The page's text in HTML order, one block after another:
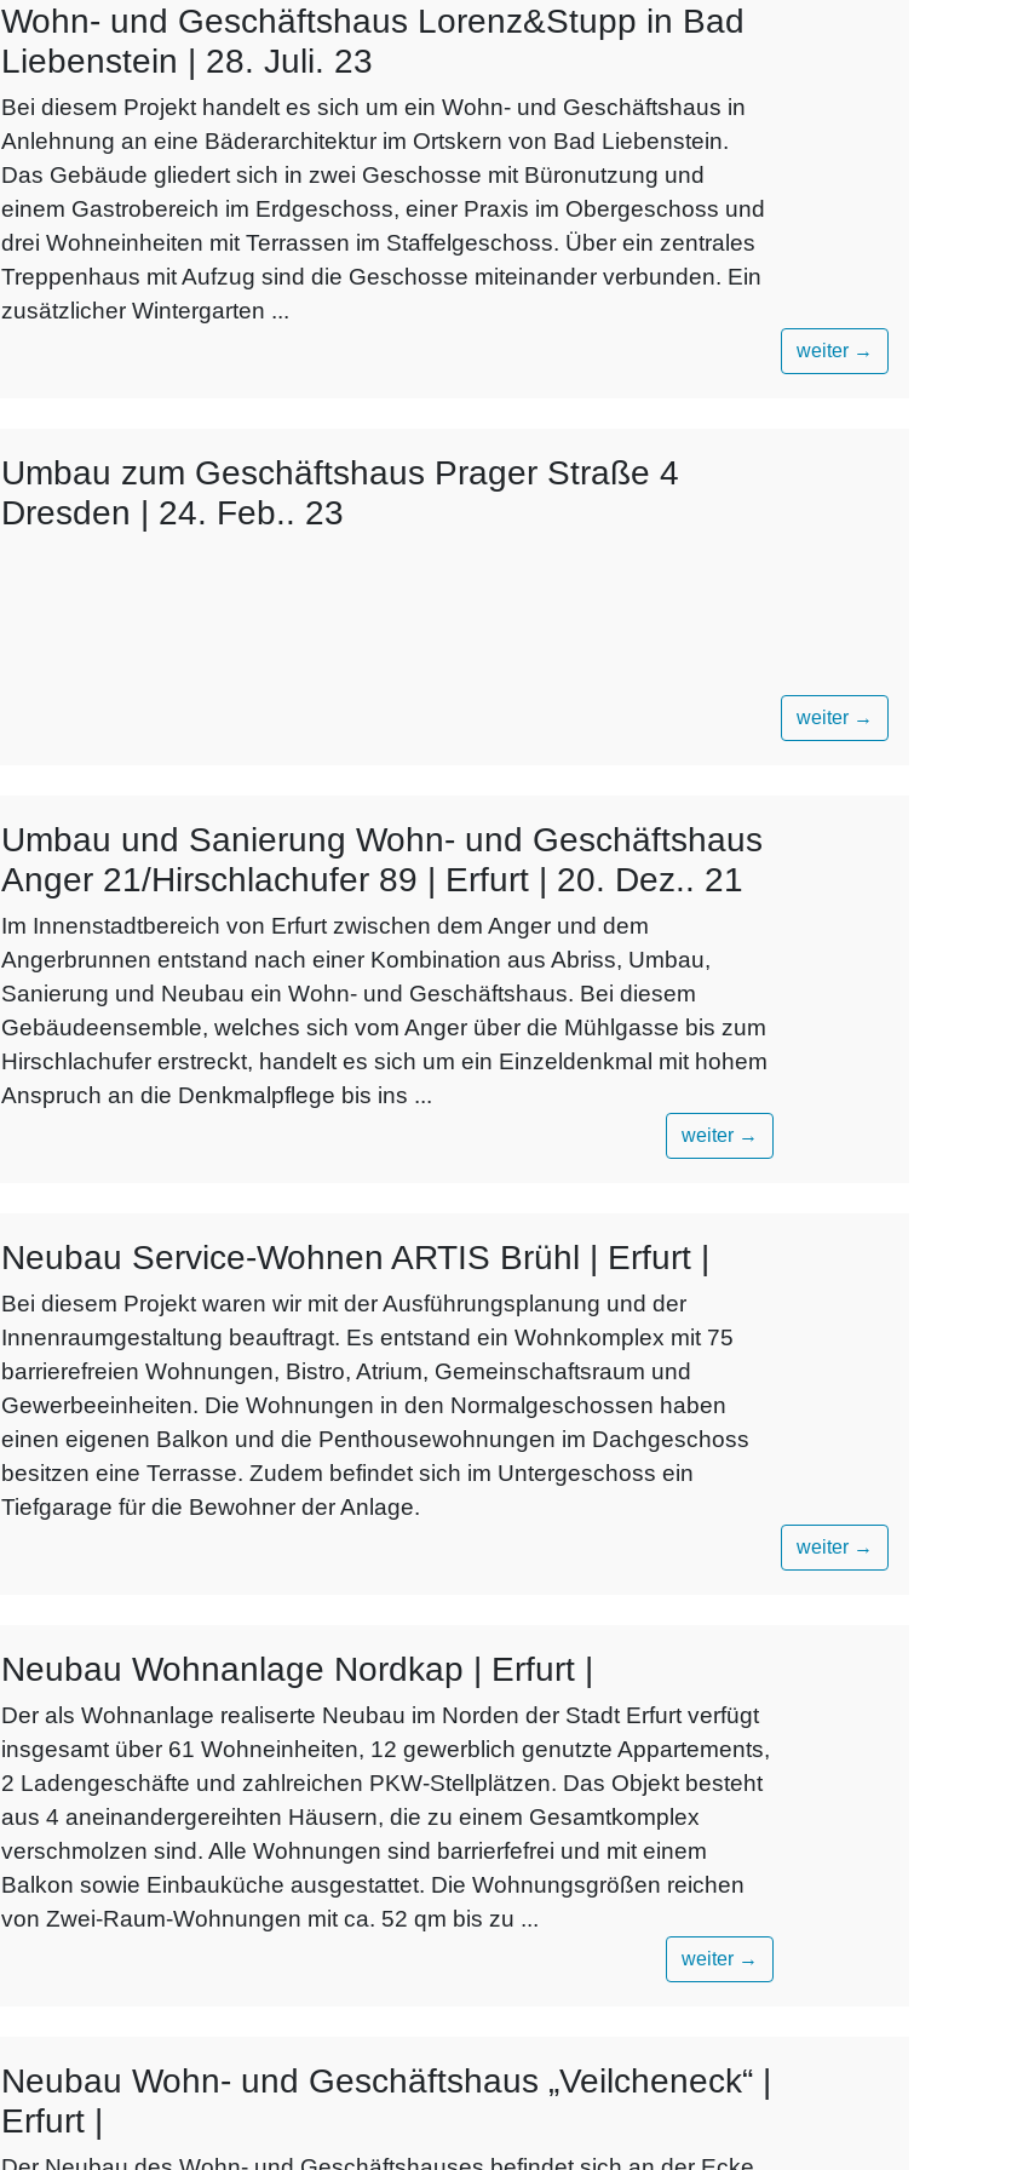
Wohn- und Geschäftshaus Lorenz&Stupp in Bad
Liebenstein | 28. Juli. 23
Bei diesem Projekt handelt es sich um ein Wohn- und Geschäftshaus in
Anlehnung an eine Bäderarchitektur im Ortskern von Bad Liebenstein.
Das Gebäude gliedert sich in zwei Geschosse mit Büronutzung und
einem Gastrobereich im Erdgeschoss, einer Praxis im Obergeschoss und
drei Wohneinheiten mit Terrassen im Staffelgeschoss. Über ein zentrales
Treppenhaus mit Aufzug sind die Geschosse miteinander verbunden. Ein
zusätzlicher Wintergarten ...
weiter →
Umbau zum Geschäftshaus Prager Straße 4
Dresden | 24. Feb.. 23
weiter →
Umbau und Sanierung Wohn- und Geschäftshaus
Anger 21/Hirschlachufer 89 | Erfurt | 20. Dez.. 21
Im Innenstadtbereich von Erfurt zwischen dem Anger und dem
Angerbrunnen entstand nach einer Kombination aus Abriss, Umbau,
Sanierung und Neubau ein Wohn- und Geschäftshaus. Bei diesem
Gebäudeensemble, welches sich vom Anger über die Mühlgasse bis zum
Hirschlachufer erstreckt, handelt es sich um ein Einzeldenkmal mit hohem
Anspruch an die Denkmalpflege bis ins ...
weiter →
Neubau Service-Wohnen ARTIS Brühl | Erfurt |
Bei diesem Projekt waren wir mit der Ausführungsplanung und der
Innenraumgestaltung beauftragt. Es entstand ein Wohnkomplex mit 75
barrierefreien Wohnungen, Bistro, Atrium, Gemeinschaftsraum und
Gewerbeeinheiten. Die Wohnungen in den Normalgeschossen haben
einen eigenen Balkon und die Penthousewohnungen im Dachgeschoss
besitzen eine Terrasse. Zudem befindet sich im Untergeschoss ein
Tiefgarage für die Bewohner der Anlage.
weiter →
Neubau Wohnanlage Nordkap | Erfurt |
Der als Wohnanlage realiserte Neubau im Norden der Stadt Erfurt verfügt
insgesamt über 61 Wohneinheiten, 12 gewerblich genutzte Appartements,
2 Ladengeschäfte und zahlreichen PKW-Stellplätzen. Das Objekt besteht
aus 4 aneinandergereihten Häusern, die zu einem Gesamtkomplex
verschmolzen sind. Alle Wohnungen sind barrierfefrei und mit einem
Balkon sowie Einbauküche ausgestattet. Die Wohnungsgrößen reichen
von Zwei-Raum-Wohnungen mit ca. 52 qm bis zu ...
weiter →
Neubau Wohn- und Geschäftshaus „Veilcheneck“ |
Erfurt |